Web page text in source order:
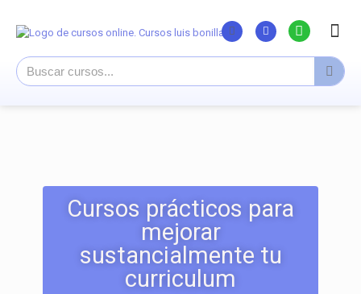
Cursos prácticos para
mejorar
sustancialmente tu
curriculum